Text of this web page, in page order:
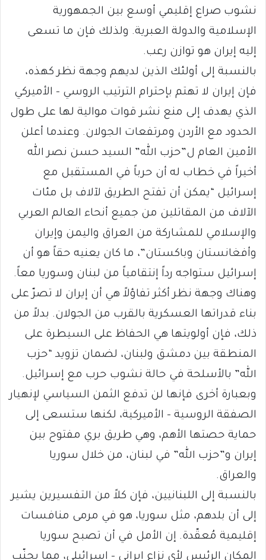
نشوب صراع إقليمي أوسع بين الجمهورية
الإسلامية والدولة العبرية. ولذلك فإن ما تسعى
إليه إيران هو توازن رعب.
بالنسبة إلى أولئك الذين لديهم وجهة نظر كهذه،
فإن إيران لا تهتم بإحترام الترتيب الروسي – الأميركي
الذي يهدف إلى منع نشر قوات موالية لها على طول
الحدود مع الأردن ومرتفعات الجولان. وعندما أعلن
الأمين العام ل”حزب الله” السيد حسن نصر الله
أخيراً في خطاب له أن حرباً في المستقبل مع
إسرائيل “يمكن أن تفتح الطريق لآلاف بل مئات
الآلاف من المقاتلين من جميع أنحاء العالم العربي
والإسلامي للمشاركة من العراق واليمن وإيران
وأفغانستان وباكستان”، ما كان يعنيه حقاً هو أن
إسرائيل ستواجه رداً إنتقامياً من لبنان وسوريا معاً.
وهناك وجهة نظر أكثر تفاؤلاً هي أن إيران لا تصرّ على
بناء قدراتها العسكرية بالقرب من الجولان. بدلاً من
ذلك، فإن أولويتها هي الحفاظ على السيطرة على
المنطقة بين دمشق ولبنان، لضمان تزويد “حزب
الله” بالأسلحة في حالة نشوب حرب مع إسرائيل.
وبعبارة أخرى فإنها لن تدفع الثمن السياسي لإنهيار
الصفقة الروسية – الأميركية، لكنها ستسعى إلى
حماية حصتها الأهم، وهي طريق بري مفتوح بين
إيران و”حزب الله” في لبنان، من خلال سوريا
والعراق.
بالنسبة إلى اللبنانيين، فإن كلاً من التفسيرين يشير
إلى أن بلدهم، مثل سوريا، هو في مرمى منافسات
إقليمية مُعقّدة. إن الأمل في أن تصبح سوريا
المكان الرئيس لأي نزاع إيراني – إسرائيلي، مما يجنّب